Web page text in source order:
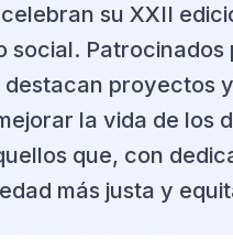
su XXII
social. Patrocinados
proyectos
la vida de los
que, con
más justa y